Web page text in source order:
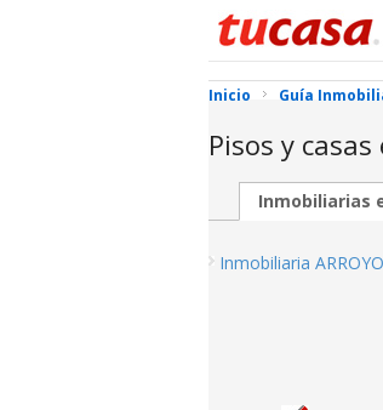
Inicio Guía
Pisos y
Inmobiliarias
Inmobiliaria